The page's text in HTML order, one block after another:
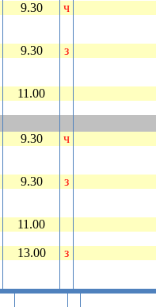
9.30 ч
9.30 з
11.00
9.30 ч
9.30 з
11.00
13.00 з